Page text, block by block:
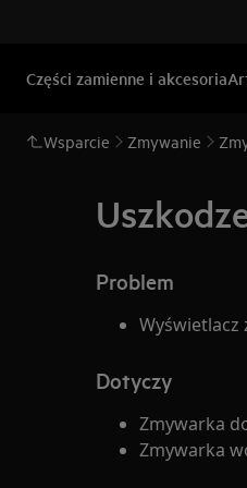
Części zamienne i akcesoria
Wsparcie Zmywanie
Problem
Wyświetlacz
Dotyczy
Zmywarka
Zmywarka